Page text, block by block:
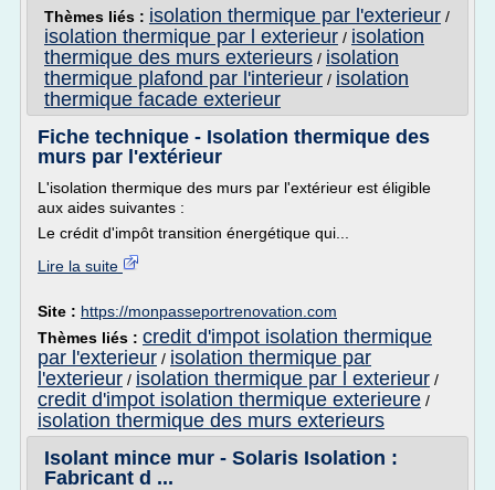
Thèmes liés : isolation thermique par l'exterieur /
isolation thermique par l exterieur / isolation
thermique des murs exterieurs / isolation
thermique plafond par l'interieur / isolation
thermique facade exterieur
Fiche technique - Isolation thermique des
murs par l'extérieur
L'isolation thermique des murs par l'extérieur est éligible
aux aides suivantes :
Le crédit d'impôt transition énergétique qui...
Lire la suite
Site : https://monpasseportrenovation.com
Thèmes liés : credit d'impot isolation thermique
par l'exterieur / isolation thermique par
l'exterieur / isolation thermique par l exterieur /
credit d'impot isolation thermique exterieure /
isolation thermique des murs exterieurs
Isolant mince mur - Solaris Isolation :
Fabricant d ...